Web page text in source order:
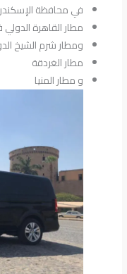
في محافظة
مطار القاهرة
ومطار شرم الشيخ
مطار الغردقة
و مطار المنيا